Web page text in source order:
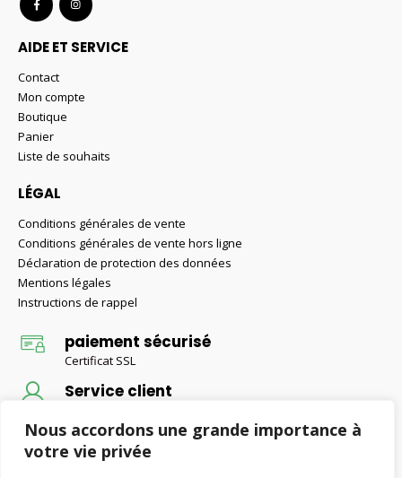
Nous accordons une grande importance à
votre vie privée
AIDE ET SERVICE
Contact
Mon compte
Boutique
Panier
Liste de souhaits
LÉGAL
Conditions générales de vente
Conditions générales de vente hors ligne
Déclaration de protection des données
Mentions légales
Instructions de rappel
paiement sécurisé
Certificat SSL
Service client
Livraison gratuite
Livraison gratuite pour les commandes supérieures à 50 €